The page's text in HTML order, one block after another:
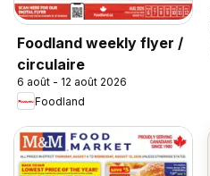
Foodland weekly flyer /
circulaire
6 août - 12 août 2026
Foodland